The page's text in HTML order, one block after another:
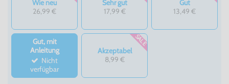
Wie neu
26,99 €
Sehr gut
17,99 €
Gut
13,49 €
Gut, mit
Anleitung
verfügbar
Akzeptabel
8,99 €
SALE